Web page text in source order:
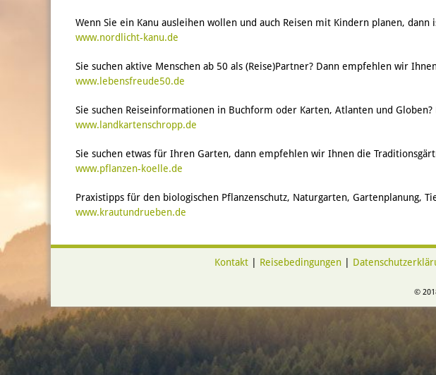
Wenn Sie ein Kanu ausleihen wollen und auch Reisen mit Kindern planen,
www.nordlicht-kanu.de
Sie suchen aktive Menschen ab 50 als (Reise)Partner? Dann empfehlen wir
www.lebensfreude50.de
Sie suchen Reiseinformationen in Buchform oder Karten, Atlanten und
www.landkartenschropp.de
Sie suchen etwas für Ihren Garten, dann empfehlen wir Ihnen die
www.pflanzen-koelle.de
Praxistipps für den biologischen Pflanzenschutz, Naturgarten, Gartenplanung,
www.krautundrueben.de
Kontakt| Reisebedingungen|
©